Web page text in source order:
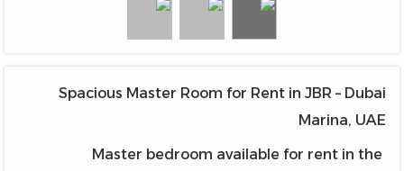
Spacious Master Room for Rent in JBR – Dubai
Marina, UAE
Master bedroom available for rent in the